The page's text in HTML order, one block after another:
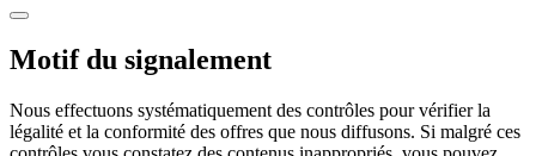
Motif du signalement
Nous effectuons systématiquement des contrôles pour vérifier la
légalité et la conformité des offres que nous diffusons. Si malgré ces